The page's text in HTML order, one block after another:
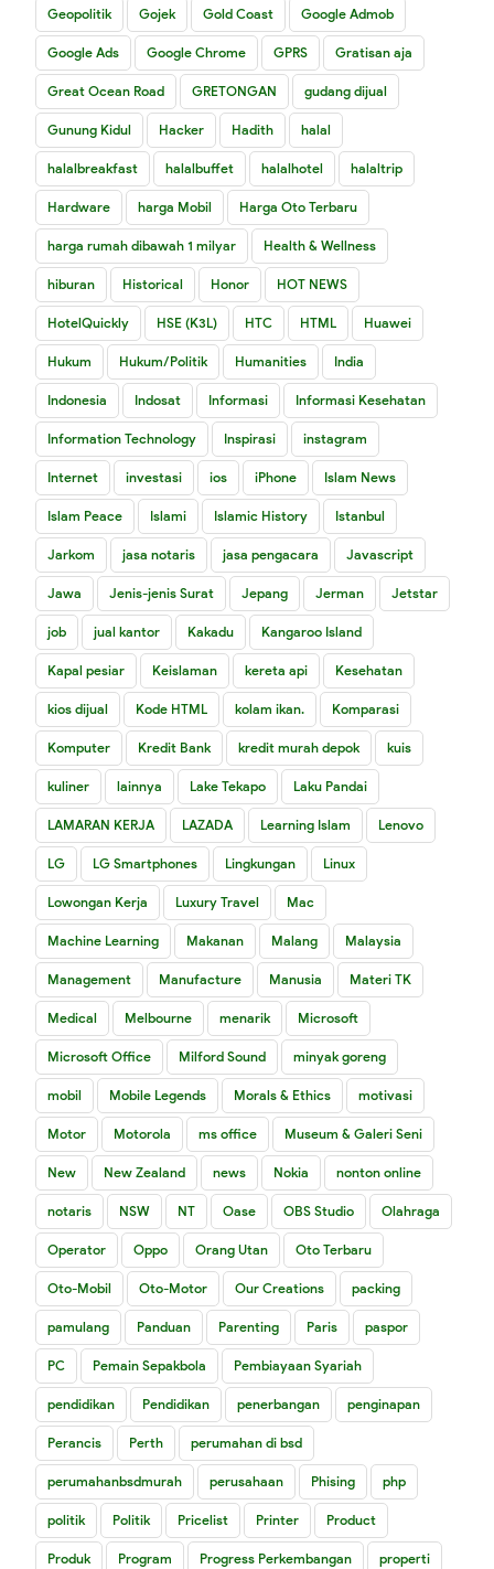
Geopolitik Gojek Gold Coast Google Admob
Google Ads Google Chrome GPRS Gratisan aja
Great Ocean Road GRETONGAN gudang dijual
Gunung Kidul Hacker Hadith halal
halalbreakfast halalbuffet halalhotel halaltrip
Hardware harga Mobil Harga Oto Terbaru
harga rumah dibawah 1 milyar Health & Wellness
hiburan Historical Honor HOT NEWS
HotelQuickly HSE (K3L) HTC HTML Huawei
Hukum Hukum/Politik Humanities India
Indonesia Indosat Informasi Informasi Kesehatan
Information Technology Inspirasi instagram
Internet investasi ios iPhone Islam News
Islam Peace Islami Islamic History Istanbul
Jarkom jasa notaris jasa pengacara Javascript
Jawa Jenis-jenis Surat Jepang Jerman Jetstar
job jual kantor Kakadu Kangaroo Island
Kapal pesiar Keislaman kereta api Kesehatan
kios dijual Kode HTML kolam ikan. Komparasi
Komputer Kredit Bank kredit murah depok kuis
kuliner lainnya Lake Tekapo Laku Pandai
LAMARAN KERJA LAZADA Learning Islam Lenovo
LG LG Smartphones Lingkungan Linux
Lowongan Kerja Luxury Travel Mac
Machine Learning Makanan Malang Malaysia
Management Manufacture Manusia Materi TK
Medical Melbourne menarik Microsoft
Microsoft Office Milford Sound minyak goreng
mobil Mobile Legends Morals & Ethics motivasi
Motor Motorola ms office Museum & Galeri Seni
New New Zealand news Nokia nonton online
notaris NSW NT Oase OBS Studio Olahraga
Operator Oppo Orang Utan Oto Terbaru
Oto-Mobil Oto-Motor Our Creations packing
pamulang Panduan Parenting Paris paspor
PC Pemain Sepakbola Pembiayaan Syariah
pendidikan Pendidikan penerbangan penginapan
Perancis Perth perumahan di bsd
perumahanbsdmurah perusahaan Phising php
politik Politik Pricelist Printer Product
Produk Program Progress Perkembangan properti